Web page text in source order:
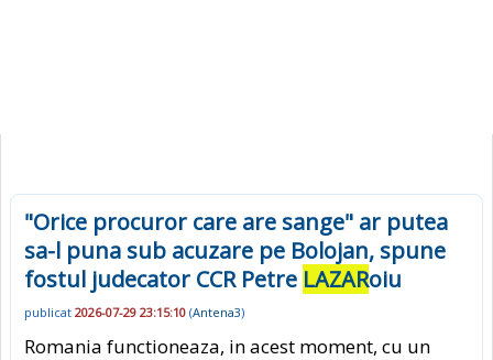
"Orice procuror care are sange" ar putea
sa-l puna sub acuzare pe Bolojan, spune
fostul judecator CCR Petre LAZARoiu
publicat 2026-07-29 23:15:10 (Antena3)
Romania functioneaza, in acest moment, cu un